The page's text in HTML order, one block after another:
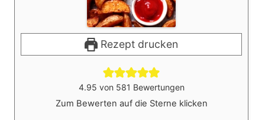
Rezept drucken
4.95 von 581 Bewertungen
Zum Bewerten auf die Sterne klicken